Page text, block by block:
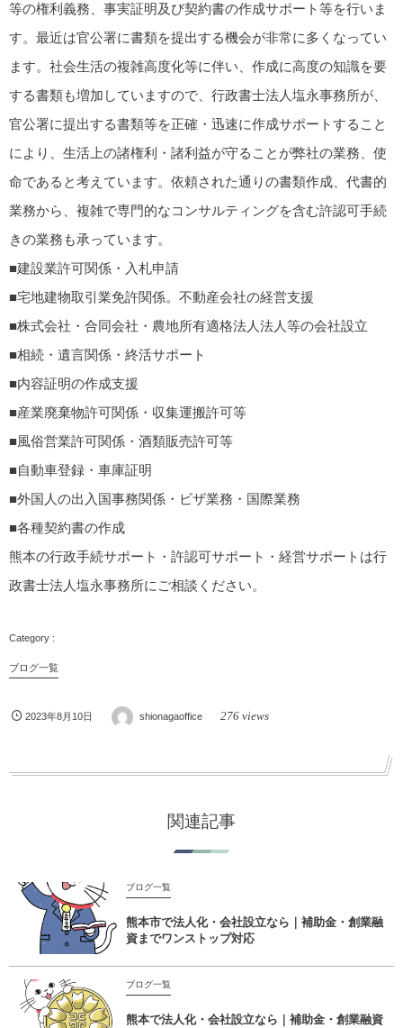
等の権利義務、事実証明及び契約書の作成サポート等を行いま
す。最近は官公署に書類を提出する機会が非常に多くなってい
ます。社会生活の複雑高度化等に伴い、作成に高度の知識を要
する書類も増加していますので、行政書士法人塩永事務所が、
官公署に提出する書類等を正確・迅速に作成サポートすること
により、生活上の諸権利・諸利益が守ることが弊社の業務、使
命であると考えています。依頼された通りの書類作成、代書的
業務から、複雑で専門的なコンサルティングを含む許認可手続
きの業務も承っています。
■建設業許可関係・入札申請
■宅地建物取引業免許関係。不動産会社の経営支援
■株式会社・合同会社・農地所有適格法人法人等の会社設立
■相続・遺言関係・終活サポート
■内容証明の作成支援
■産業廃棄物許可関係・収集運搬許可等
■風俗営業許可関係・酒類販売許可等
■自動車登録・車庫証明
■外国人の出入国事務関係・ビザ業務・国際業務
■各種契約書の作成
熊本の行政手続サポート・許認可サポート・経営サポートは行
政書士法人塩永事務所にご相談ください。
ブログ一覧
2023年8月10日 shionagaoffice 276 views
関連記事
ブログ一覧
熊本市で法人化・会社設立なら｜補助金・創業融
資までワンストップ対応
ブログ一覧
熊本で法人化・会社設立なら｜補助金・創業融資